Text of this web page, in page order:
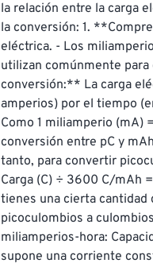
la relación entre la carga
la conversión: 1.
eléctrica. - Los
utilizan comúnmente
conversión:** La carga
amperios) por el tiempo
Como 1 miliamperio (mA)
conversión entre pC y
tanto, para convertir
Carga (C) ÷ 3600 C/mAh
tienes una cierta cantidad
picoculombios a
miliamperios-hora:
supone una corriente